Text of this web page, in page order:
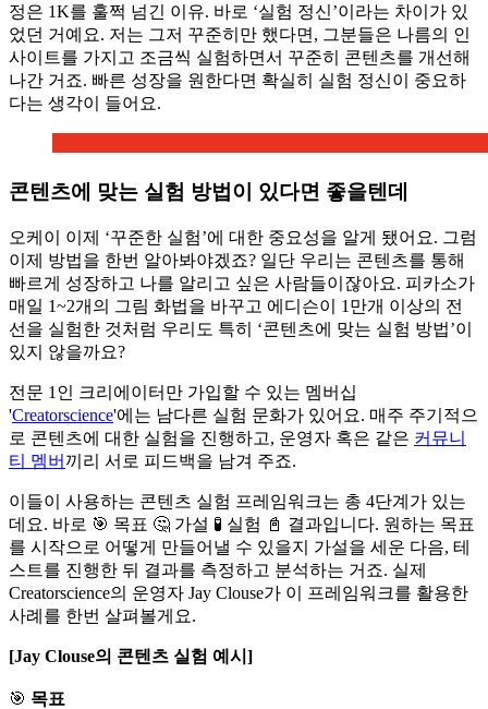
정은 1K를 훌쩍 넘긴 이유. 바로 ‘실험 정신’이라는 차이가 있
었던 거예요. 저는 그저 꾸준히만 했다면, 그분들은 나름의 인
사이트를 가지고 조금씩 실험하면서 꾸준히 콘텐츠를 개선해
나간 거죠. 빠른 성장을 원한다면 확실히 실험 정신이 중요하
다는 생각이 들어요.
콘텐츠에 맞는 실험 방법이 있다면 좋을텐데
오케이 이제 ‘꾸준한 실험’에 대한 중요성을 알게 됐어요. 그럼
이제 방법을 한번 알아봐야겠죠? 일단 우리는 콘텐츠를 통해
빠르게 성장하고 나를 알리고 싶은 사람들이잖아요. 피카소가
매일 1~2개의 그림 화법을 바꾸고 에디슨이 1만개 이상의 전
선을 실험한 것처럼 우리도 특히 ‘콘텐츠에 맞는 실험 방법’이
있지 않을까요?
전문 1인 크리에이터만 가입할 수 있는 멤버십
'Creatorscience'에는 남다른 실험 문화가 있어요. 매주 주기적으
로 콘텐츠에 대한 실험을 진행하고, 운영자 혹은 같은 커뮤니
티 멤버 끼리 서로 피드백을 남겨 주죠.
이들이 사용하는 콘텐츠 실험 프레임워크는 총 4단계가 있는
데요. 바로 🎯 목표 🤔 가설 🧪 실험 📓 결과입니다. 원하는 목표
를 시작으로 어떻게 만들어낼 수 있을지 가설을 세운 다음, 테
스트를 진행한 뒤 결과를 측정하고 분석하는 거죠. 실제
Creatorscience의 운영자 Jay Clouse가 이 프레임워크를 활용한
사례를 한번 살펴볼게요.
[Jay Clouse의 콘텐츠 실험 예시]
🎯 목표